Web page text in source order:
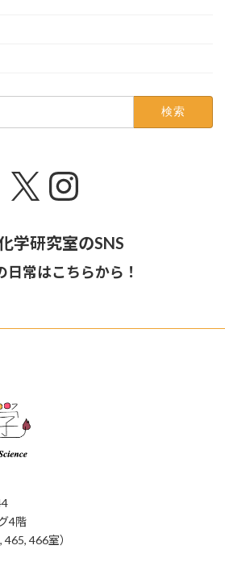
X Instagram
学研究室のSNS
日常はこちらから！
4階
466室）